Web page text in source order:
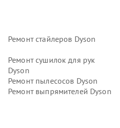
Ремонт стайлеров Dyson
Ремонт сушилок для рук
Dyson
Ремонт пылесосов Dyson
Ремонт выпрямителей Dyson